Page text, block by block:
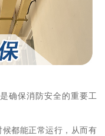
确保消防安全的重要工
都能正常运行，从而有